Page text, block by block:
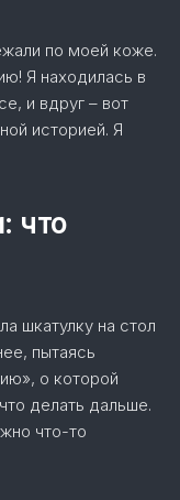
по моей коже.
Я находилась в
и вдруг – вот
историей. Я
что
шкатулку на стол
пытаясь
о которой
делать дальше.
что-то